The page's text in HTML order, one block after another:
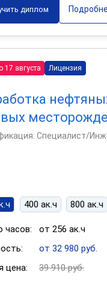
диплом
17 августа Лицензия
Специалист/
400 ак.ч 800 ак.ч
часов:
от 256 ак.ч
от 32 980 руб.
цена:
39 910 руб.